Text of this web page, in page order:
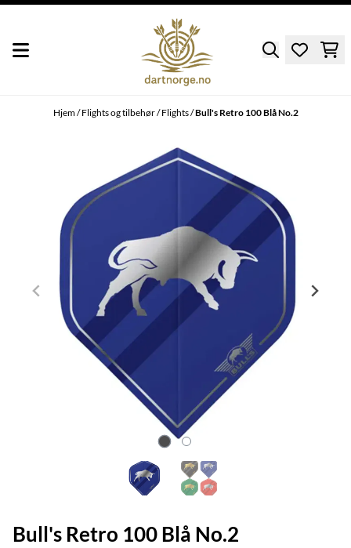
Hjem/Flights og tilbehør/Flights/Bull's Retro 100 Blå No.2
Bull's Retro 100 Blå No.2